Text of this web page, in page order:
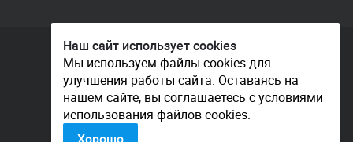
© КГАУ «Центр спортивной подготовки», 2026
Документы
Политика конфиденциальности
Контакты
Наш сайт использует cookies
Мы используем файлы cookies для
улучшения работы сайта. Оставаясь на
нашем сайте, вы соглашаетесь с условиями
использования файлов cookies.